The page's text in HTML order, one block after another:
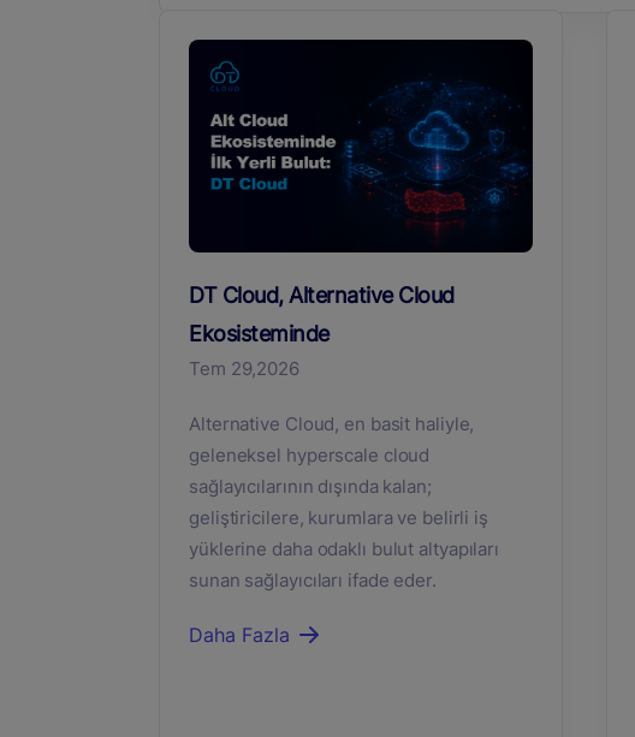
Tümü Genel Teknik
DT Cloud, Alternative Cloud
Ekosisteminde
Tem 29,2026
Alternative Cloud, en basit haliyle,
geleneksel hyperscale cloud
sağlayıcılarının dışında kalan;
geliştiricilere, kurumlara ve belirli iş
yüklerine daha odaklı bulut altyapıları
sunan sağlayıcıları ifade eder.
Daha Fazla